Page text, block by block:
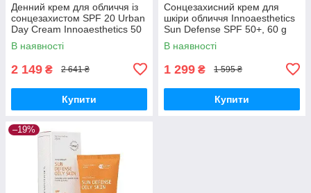
Денний крем для обличчя із
сонцезахистом SPF 20 Urban
Day Cream Innoaesthetics 50
мл
В наявності
2 149 ₴ 2 641 ₴
Купити
Сонцезахисний крем для
шкіри обличчя Innoaesthetics
Sun Defense SPF 50+, 60 g
В наявності
1 299 ₴ 1 595 ₴
Купити
–19%